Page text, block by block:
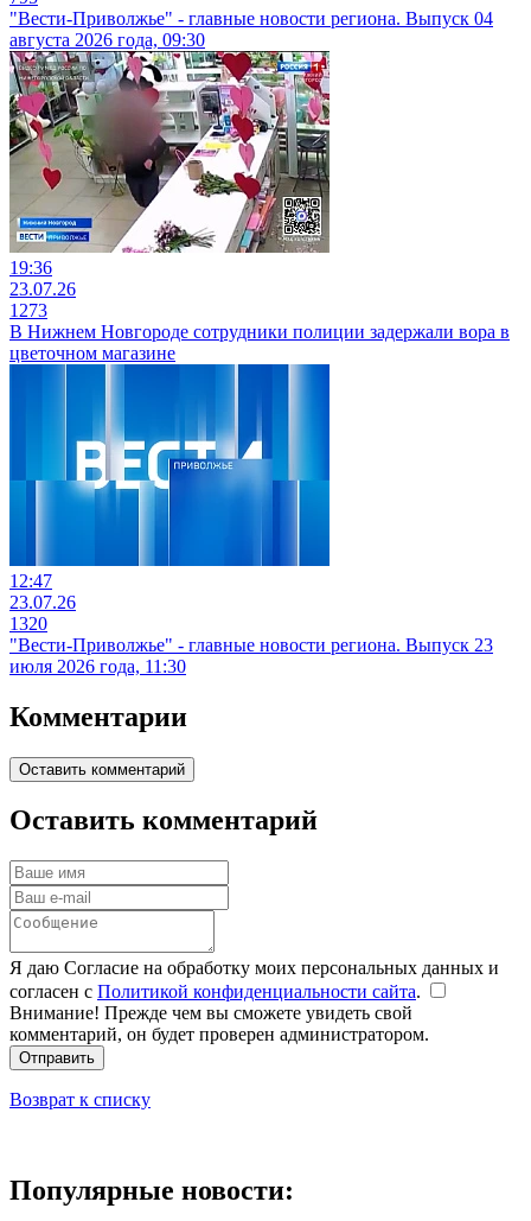
"Вести-Приволжье" - главные новости региона. Выпуск 04
августа 2026 года, 09:30
19:36
23.07.26
1273
В Нижнем Новгороде сотрудники полиции задержали вора в
цветочном магазине
12:47
23.07.26
1320
"Вести-Приволжье" - главные новости региона. Выпуск 23
июля 2026 года, 11:30
Комментарии
Оставить комментарий
Оставить комментарий
Я даю Согласие на обработку моих персональных данных и
согласен с Политикой конфиденциальности сайта.
Внимание! Прежде чем вы сможете увидеть свой
комментарий, он будет проверен администратором.
Отправить
Возврат к списку
Популярные новости: